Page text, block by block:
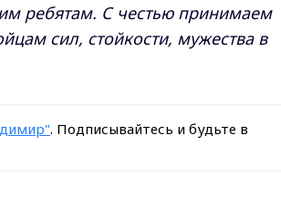
ребятам. С честью принимаем
сил, стойкости, мужества в
. Подписывайтесь и будьте в